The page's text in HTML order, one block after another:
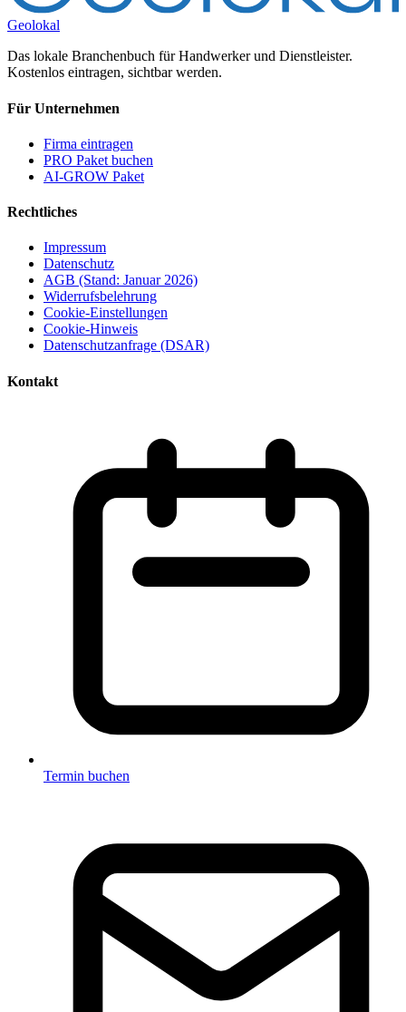
Geolokal
Das lokale Branchenbuch für Handwerker und Dienstleister.
Kostenlos eintragen, sichtbar werden.
Für Unternehmen
Firma eintragen
PRO Paket buchen
AI-GROW Paket
Rechtliches
Impressum
Datenschutz
AGB (Stand: Januar 2026)
Widerrufsbelehrung
Cookie-Einstellungen
Cookie-Hinweis
Datenschutzanfrage (DSAR)
Kontakt
Termin buchen